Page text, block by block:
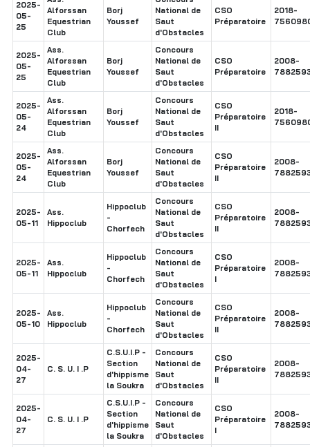
2025-
05-
25
Alforssan
Equestrian
Club
Borj
Youssef
National de
Saut
d'Obstacles
CSO
Préparatoire
2018-
2025-
05-
25
Ass.
Alforssan
Equestrian
Club
Borj
Youssef
Concours
National de
Saut
d'Obstacles
CSO
Préparatoire
2008-
2025-
05-
24
Ass.
Alforssan
Equestrian
Club
Borj
Youssef
Concours
National de
Saut
d'Obstacles
CSO
Préparatoire
II
2018-
2025-
05-
24
Ass.
Alforssan
Equestrian
Club
Borj
Youssef
Concours
National de
Saut
d'Obstacles
CSO
Préparatoire
II
2008-
2025-
05-11
Ass.
Hippoclub
Hippoclub
-
Chorfech
Concours
National de
Saut
d'Obstacles
CSO
Préparatoire
II
2008-
2025-
05-11
Ass.
Hippoclub
Hippoclub
-
Chorfech
Concours
National de
Saut
d'Obstacles
CSO
Préparatoire
I
2008-
2025-
05-10
Ass.
Hippoclub
Hippoclub
-
Chorfech
Concours
National de
Saut
d'Obstacles
CSO
Préparatoire
II
2008-
2025-
04-
27
C. S. U. I .P
C.S.U.I.P -
Section
d'hippisme
la Soukra
Concours
National de
Saut
d'Obstacles
CSO
Préparatoire
II
2008-
2025-
04-
27
C. S. U. I .P
C.S.U.I.P -
Section
d'hippisme
la Soukra
Concours
National de
Saut
d'Obstacles
CSO
Préparatoire
I
2008-